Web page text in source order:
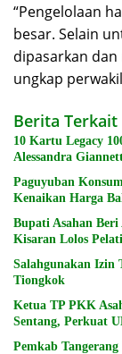
“Pengelolaan
besar. Selain
dipasarkan
ungkap
Berita Terkait
10 Kartu Legacy
Alessandra
Paguyuban
Kenaikan Harga
Bupati Asahan
Kisaran Lolos
Salahgunakan Izin
Tiongkok
Ketua TP PKK
Sentang, Perkuat
Pemkab